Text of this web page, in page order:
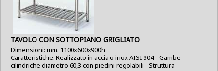
TAVOLO CON SOTTOPIANO GRIGLIATO
Dimensioni: mm. 1100x600x900h
Caratteristiche: Realizzato in acciaio inox AISI 304 - Gambe
cilindriche diametro 60,3 con piedini regolabili - Struttura